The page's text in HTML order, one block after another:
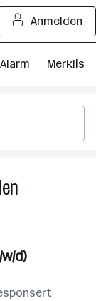
Anmelden
Merkliste
in
d)